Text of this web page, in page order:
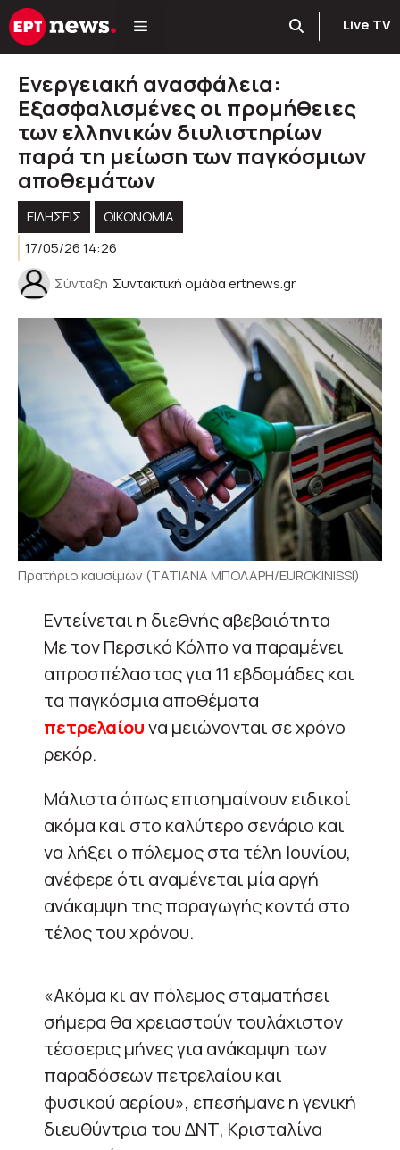
Μετάβαση
σε
Live TV
Eνεργειακή ανασφάλεια:
Εξασφαλισμένες οι προμήθειες
των ελληνικών διυλιστηρίων
παρά τη μείωση των παγκόσμιων
αποθεμάτων
ΕΙΔΗΣΕΙΣ
ΟΙΚΟΝΟΜΙΑ
17/05/26 14:26
Σύνταξη Συντακτική ομάδα ertnews.gr
Πρατήριο καυσίμων (ΤΑΤΙΑΝΑ ΜΠΟΛΑΡΗ/EUROKINISSI)
Eντείνεται η διεθνής αβεβαιότητα
Με τον Περσικό Κόλπο να παραμένει
απροσπέλαστος για 11 εβδομάδες και
τα παγκόσμια αποθέματα
πετρελαίουνα μειώνονται σε χρόνο
ρεκόρ.
Μάλιστα όπως επισημαίνουν ειδικοί
ακόμα και στο καλύτερο σενάριο και
να λήξει ο πόλεμος στα τέλη Ιουνίου,
ανέφερε ότι αναμένεται μία αργή
ανάκαμψη της παραγωγής κοντά στο
τέλος του χρόνου.
«Ακόμα κι αν πόλεμος σταματήσει
σήμερα θα χρειαστούν τουλάχιστον
τέσσερις μήνες για ανάκαμψη των
παραδόσεων πετρελαίου και
φυσικού αερίου», επεσήμανε η γενική
διευθύντρια του ΔΝΤ, Κρισταλίνα